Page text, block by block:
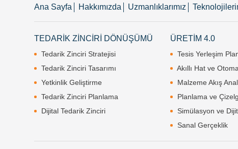
Ana Sayfa Hakkımızda Uzmanlıklarımız
TEDARİK ZİNCİRİ DÖNÜŞÜMÜ
Tedarik Zinciri Stratejisi
Tedarik Zinciri Tasarımı
Yetkinlik Geliştirme
Tedarik Zinciri Planlama
Dijital Tedarik Zinciri
ÜRETİM 4.0
Tesis Yerleşim
Akıllı Hat ve
Malzeme Akış
Planlama ve
Simülasyon ve
Sanal Gerçeklik